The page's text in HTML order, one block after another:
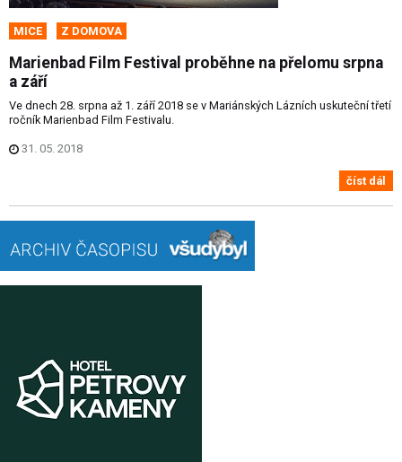
MICE Z DOMOVA
Marienbad Film Festival proběhne na přelomu srpna
a září
Ve dnech 28. srpna až 1. září 2018 se v Mariánských Lázních uskuteční třetí
ročník Marienbad Film Festivalu.
31. 05. 2018
číst dál